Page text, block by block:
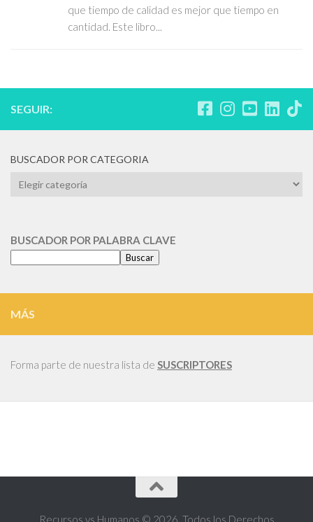
que tiempo de calidad es mejor que tiempo en
cantidad. Este libro...
SEGUIR:
BUSCADOR POR CATEGORIA
BUSCADOR
BUSCADOR POR PALABRA CLAVE
Buscar
MÁS
Forma parte de nuestra lista de SUSCRIPTORES
Recursos vs Humanos © 2026. Todos los Derechos